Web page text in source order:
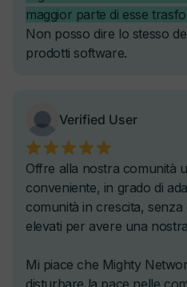
Corsi Sequenziali,
Premia automaticamente
Outline del corso istantaneo